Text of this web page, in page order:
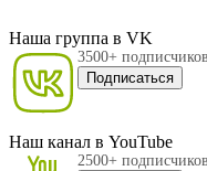
Наша группа в VK
3500+ подписчиков
Подписаться
Наш канал в YouTube
2500+ подписчиков